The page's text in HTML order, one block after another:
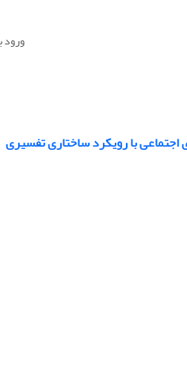
ورود
با رویکرد ساختاری تفسیری